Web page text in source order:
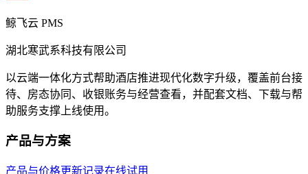
鲸飞云 PMS
湖北寒武系科技有限公司
以云端一体化方式帮助酒店推进现代化数字升级，覆盖前台接
待、房态协同、收银账务与经营查看，并配套文档、下载与帮
助服务支撑上线使用。
产品与方案
产品与价格更新记录在线试用